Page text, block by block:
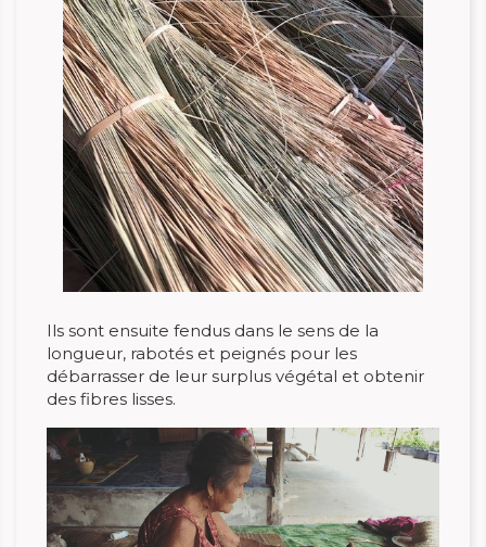
Ils sont ensuite fendus dans le sens de la
longueur, rabotés et peignés pour les
débarrasser de leur surplus végétal et obtenir
des fibres lisses.